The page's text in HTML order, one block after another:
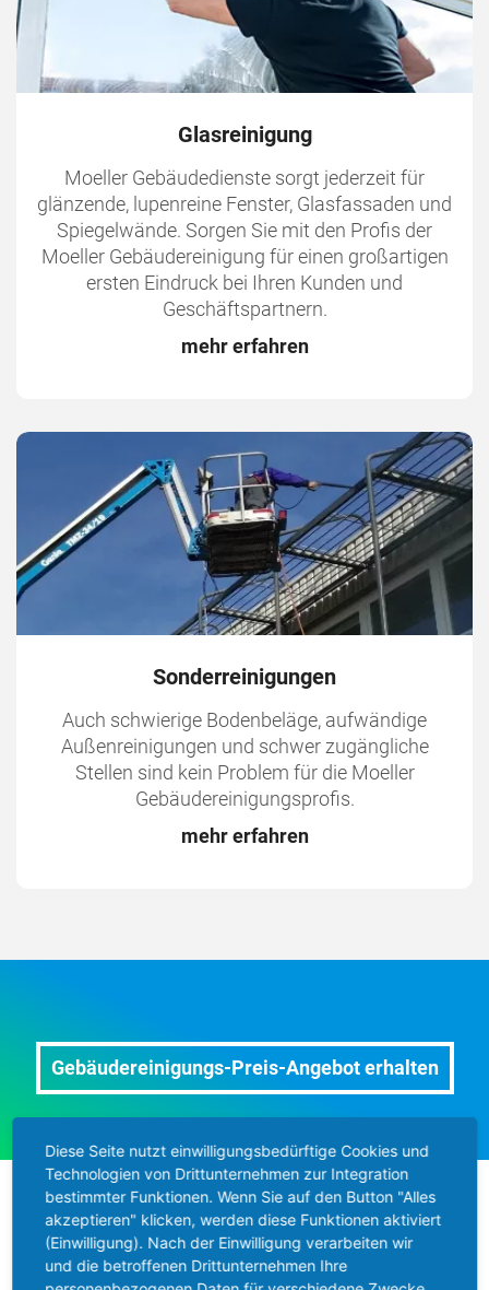
Glasreinigung
Moeller Gebäudedienste sorgt jederzeit für
glänzende, lupenreine Fenster, Glasfassaden und
Spiegelwände. Sorgen Sie mit den Profis der
Moeller Gebäudereinigung für einen großartigen
ersten Eindruck bei Ihren Kunden und
Geschäftspartnern.
mehr erfahren
Sonderreinigungen
Auch schwierige Bodenbeläge, aufwändige
Außenreinigungen und schwer zugängliche
Stellen sind kein Problem für die Moeller
Gebäudereinigungsprofis.
mehr erfahren
Gebäudereinigungs-Preis-Angebot erhalten
Diese Seite nutzt einwilligungsbedürftige Cookies und
Technologien von Drittunternehmen zur Integration
bestimmter Funktionen. Wenn Sie auf den Button "Alles
akzeptieren" klicken, werden diese Funktionen aktiviert
(Einwilligung). Nach der Einwilligung verarbeiten wir
und die betroffenen Drittunternehmen Ihre